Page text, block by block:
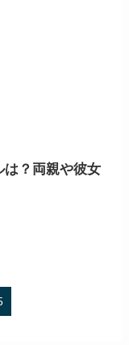
は？両親や彼女